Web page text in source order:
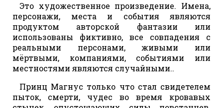
Это художественное произведение. Имена,
персонажи, места и события являются
продуктом авторской фантазии или
использованы фиктивно, все совпадения с
реальными персонами, живыми или
мёртвыми, компаниями, событиями или
местностями являются случайными..
Принц Магнус только что стал свидетелем
пыток, смерти, чудес во время кровавых